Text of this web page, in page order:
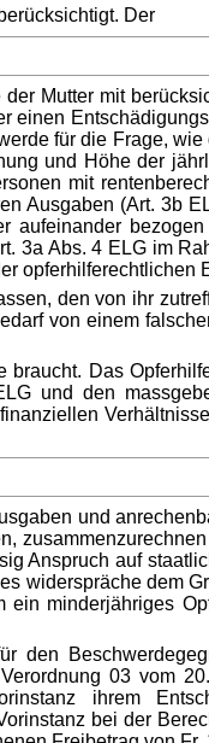
Der
Mutter mit
einen
für die Frage,
und Höhe der
mit
Ausgaben (Art. 3b
aufeinander
3a Abs. 4 ELG im
opferhilferechtlichen
den von ihr
von einem
Das
und den
und
Anspruch auf
widerspräche dem
minderjähriges
den
03 vom
ihrem
bei der